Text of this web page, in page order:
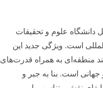
دانشگاه علوم و تحقیقات
است. ویژگی جدید این
منطقه‌ای به همراه قدرت‌های
است. بنا به جبر و